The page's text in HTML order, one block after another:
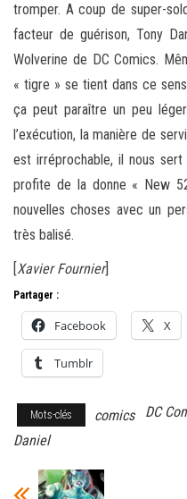
tromper. A coup de super-
facteur de guérison, Tony
Wolverine de DC Comics.
« tigre » se tient dans ce
ça peut paraître un peu
l’exécution, la manière de
est irréprochable, il nous
profite de la donne « New
nouvelles choses avec un
très balisé.
[Xavier Fournier]
Partager :
Facebook X
Tumblr
Mots-clés comics DC
Daniel